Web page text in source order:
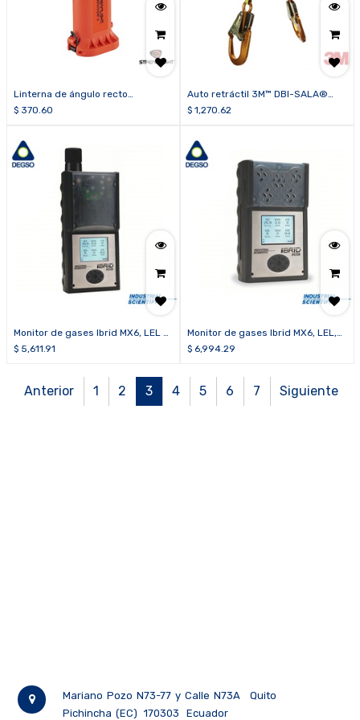
Linterna de ángulo recto
intrínsecamente segura
baterías alcalinas)
$ 370.60
Auto retráctil 3M™ DBI-SALA®
Nano-Lok™ 3100548 de brazos
$ 1,270.62
Monitor de gases Ibrid MX6, LEL y
CO2, con bomba
$ 5,611.91
Monitor de gases Ibrid MX6, LEL,
COSH, SO2, O2, PID, difusión
$ 6,994.29
Anterior 1 2 3 4 5 6 7 Siguiente
Mariano Pozo N73-77 y Calle N73A
Quito
Pichincha (EC)
170303 Ecuador